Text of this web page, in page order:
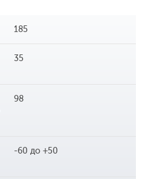
185
35
98
-60 до +50